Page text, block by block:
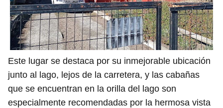
Este lugar se destaca por su inmejorable ubicación
junto al lago, lejos de la carretera, y las cabañas
que se encuentran en la orilla del lago son
especialmente recomendadas por la hermosa vista